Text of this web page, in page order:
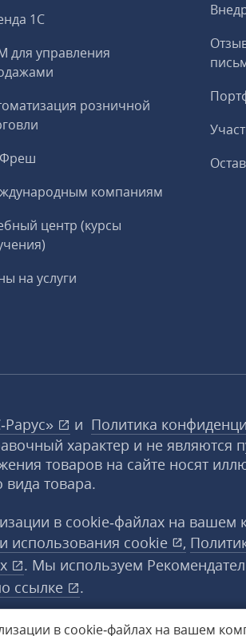
в cookie‑файлах на вашем
1С
для управления
розничной
компаниям
центр (курсы
на услуги
и Политика
характер и не являются
товаров на сайте носят
вида товара.
в cookie‑файлах на вашем
использования cookie ,
. Мы используем
ссылке
.